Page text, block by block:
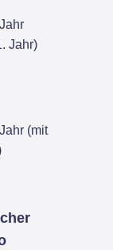
Jahr)
(mit